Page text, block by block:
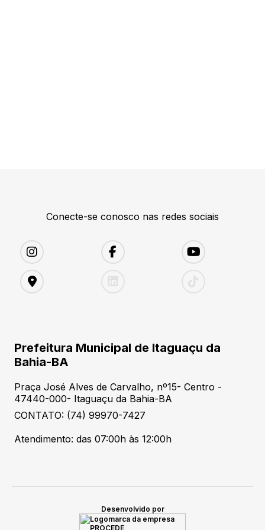
Conecte-se conosco nas redes sociais
Prefeitura Municipal de Itaguaçu da
Bahia-BA
Praça José Alves de Carvalho, nº15- Centro -
47440-000- Itaguaçu da Bahia-BA
CONTATO: (74) 99970-7427
Atendimento: das 07:00h às 12:00h
Desenvolvido por